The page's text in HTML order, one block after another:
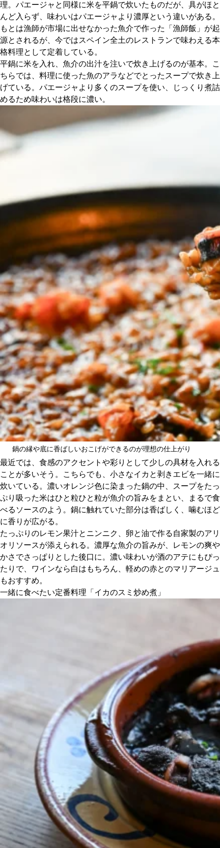
理。パエージャと同様に米を平鍋で炊いたものだが、具がほと
んど入らず、味わいはパエージャより濃厚という違いがある。
もとは漁師が市場に出せなかった魚介で作った「漁師飯」が起
源とされるが、今ではスペイン全土のレストランで味わえる本
格料理として定着している。
平鍋に米を入れ、魚介の出汁を注いで炊き上げるのが基本。こ
ちらでは、料理に使った魚のアラなどでとったスープで炊き上
げている。パエージャより多くのスープを使い、じっくり煮詰
めるため味わいは格段に濃い。
鍋の縁や底に香ばしいおこげができるのが理想の仕上がり
最近では、食感のアクセントや彩りとして少しの具材を入れる
ことが多いそう。こちらでも、小さなイカと剥きエビを一緒に
炊いている。濃いオレンジ色に染まった鍋の中、スープをたっ
ぷり吸った米はひと粒ひと粒が魚介の旨みをまとい、まるで食
べるソースのよう。鍋に触れていた部分は香ばしく、噛むほど
に香りが広がる。
たっぷりのレモン果汁とニンニク、卵と油で作る自家製のアリ
オリソースが添えられる。濃厚な魚介の旨みが、レモンの爽や
かさでさっぱりとした後口に。濃い味わいが酒のアテにもぴっ
たりで、ワインなら白はもちろん、軽めの赤とのマリアージュ
もおすすめ。
一緒に食べたい定番料理「イカのスミ炒め煮」